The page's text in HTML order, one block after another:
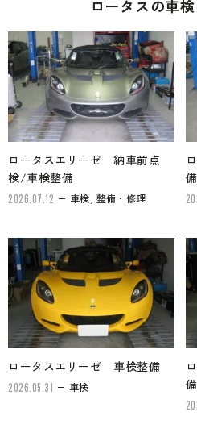
ロータスの車
ロータスエリーゼ 納車前点
検/車検整備
2026.07.12 車検, 整備・修理
ロータスエリーゼ 車検整備
2026.05.31 車検